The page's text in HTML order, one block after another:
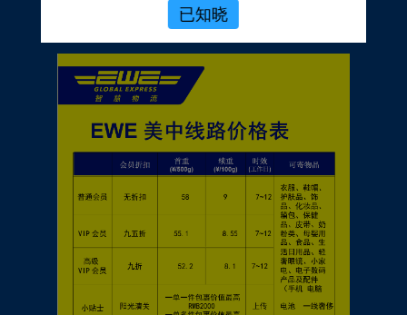
EWE转运官网公告，再次感谢您的配合与支
持！
EWE US EXPRESS INC.
2023年10月19日
已知晓